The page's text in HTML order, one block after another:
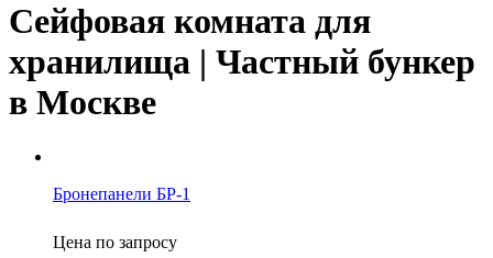
Сейфовая комната для
хранилища | Частный бункер
в Москве
Бронепанели БР-1
Цена по запросу